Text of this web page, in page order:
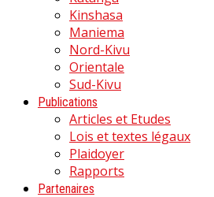
Kinshasa
Maniema
Nord-Kivu
Orientale
Sud-Kivu
Publications
Articles et Etudes
Lois et textes légaux
Plaidoyer
Rapports
Partenaires